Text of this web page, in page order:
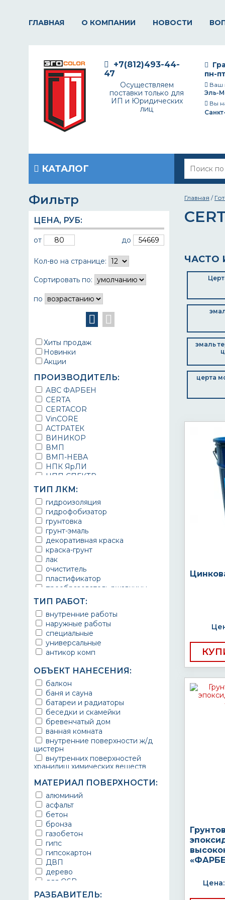
ГЛАВНАЯ О КОМПАНИИ НОВОСТИ
пн-
Ваш
Эль-
Вы
+7(812)493-44-
47
Осуществляем
поставки только для
ИП и Юридических
лиц
КАТАЛОГ
Фильтр
ЦЕНА, РУБ:
от до
Кол-во на странице:
Сортировать по:
по
Хиты продаж
Новинки
Акции
ПРОИЗВОДИТЕЛЬ:
ABC ФАРБЕН
CERTA
CERTACOR
VinCORE
АСТРАТЕК
ВИНИКОР
ВМП
ВМП-НЕВА
НПК ЯрЛИ
НПП СПЕКТР
НПФ ЭМАЛЬ
ТЕРМА
УРЕПЛЕН
ТИП ЛКМ:
гидроизоляция
гидрофобизатор
грунтовка
грунт-эмаль
декоративная краска
краска-грунт
лак
очиститель
пластификатор
преобразователь ржавчины
эмаль
Краска
Покрытие
грунт эмаль
защитное покрытие
ТИП РАБОТ:
внутренние работы
наружные работы
специальные
универсальные
антикор комп
ОБЪЕКТ НАНЕСЕНИЯ:
балкон
баня и сауна
батареи и радиаторы
беседки и скамейки
бревенчатый дом
ванная комната
внутренние поверхности ж/д
цистерн
внутренних поверхностей
хранилищ химических веществ
ворота
выхлопные системы
автомобилей
газопроводы
гараж
гидротехнические сооружения
городской транспорт
грузовые вагоны
двери металлические
детали двигателей
детали машин
МАТЕРИАЛ ПОВЕРХНОСТИ:
алюминий
асфальт
бетон
бронза
газобетон
гипс
гипсокартон
ДВП
дерево
для OSB
для бетона
РАЗБАВИТЕЛЬ:
Главная /
ЧАСТО
эмаль
церта
Цена: